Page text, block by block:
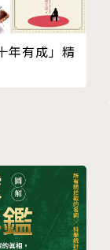
Marx, 1818-
184
Bates Clar
1848-
Thorstein V
年有成」精